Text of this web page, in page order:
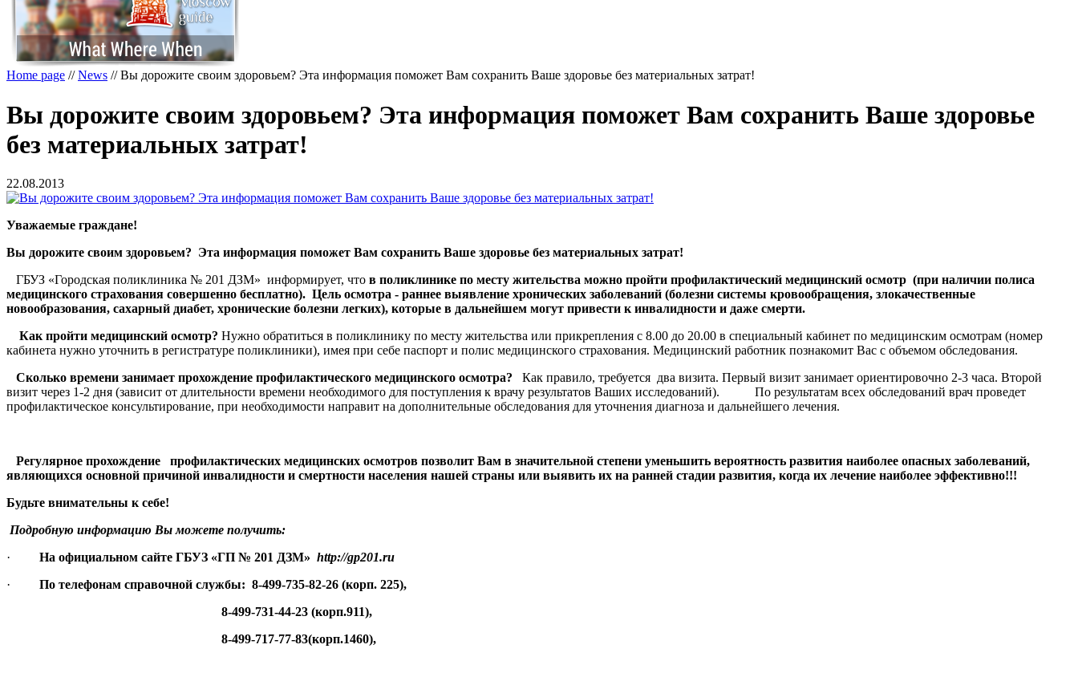
Home page //News //Вы дорожите своим здоровьем? Эта информация поможет Вам сохранить Ваше здоровье без материальных затрат!
Вы дорожите своим здоровьем? Эта информация поможет Вам сохранить Ваше здоровье
без материальных затрат!
22.08.2013
Уважаемые граждане!
Вы дорожите своим здоровьем? Эта информация поможет Вам сохранить Ваше здоровье без материальных затрат!
ГБУЗ «Городская поликлиника № 201 ДЗМ» информирует, что в поликлинике по месту жительства можно пройти профилактический медицинский осмотр (при наличии полиса
медицинского страхования совершенно бесплатно). Цель осмотра - раннее выявление хронических заболеваний (болезни системы кровообращения, злокачественные
новообразования, сахарный диабет, хронические болезни легких), которые в дальнейшем могут привести к инвалидности и даже смерти.
Как пройти медицинский осмотр? Нужно обратиться в поликлинику по месту жительства или прикрепления с 8.00 до 20.00 в специальный кабинет по медицинским осмотрам (номер
кабинета нужно уточнить в регистратуре поликлиники), имея при себе паспорт и полис медицинского страхования. Медицинский работник познакомит Вас с объемом обследования.
Сколько времени занимает прохождение профилактического медицинского осмотра?
Как правило, требуется два визита. Первый визит занимает ориентировочно 2-3 часа. Второй
визит через 1-2 дня (зависит от длительности времени необходимого для поступления к врачу результатов Ваших исследований). По результатам всех обследований врач проведет
профилактическое консультирование, при необходимости направит на дополнительные обследования для уточнения диагноза и дальнейшего лечения.
Регулярное прохождение профилактических медицинских осмотров позволит Вам в значительной степени уменьшить вероятность развития наиболее опасных заболеваний,
являющихся основной причиной инвалидности и смертности населения нашей страны или выявить их на ранней стадии развития, когда их лечение наиболее эффективно!!!
Будьте внимательны к себе!
Подробную информацию Вы можете получить:
· На официальном сайте ГБУЗ «ГП № 201 ДЗМ» http://gp201.ru
· По телефонам справочной службы: 8-499-735-82-26 (корп. 225),
8-499-731-44-23 (корп.911),
8-499-717-77-83(корп.1460),